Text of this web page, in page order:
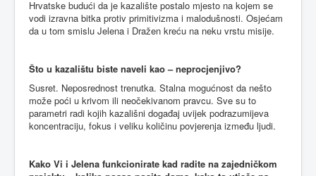
Hrvatske budući da je kazalište postalo mjesto na kojem se
vodi izravna bitka protiv primitivizma i malodušnosti. Osjećam
da u tom smislu Jelena i Dražen kreću na neku vrstu misije.
Što u kazalištu biste naveli kao – neprocjenjivo?
Susret. Neposrednost trenutka. Stalna mogućnost da nešto
može poći u krivom ili neočekivanom pravcu. Sve su to
parametri radi kojih kazališni događaj uvijek podrazumijeva
koncentraciju, fokus i veliku količinu povjerenja između ljudi.
Kako Vi i Jelena funkcionirate kad radite na zajedničkom